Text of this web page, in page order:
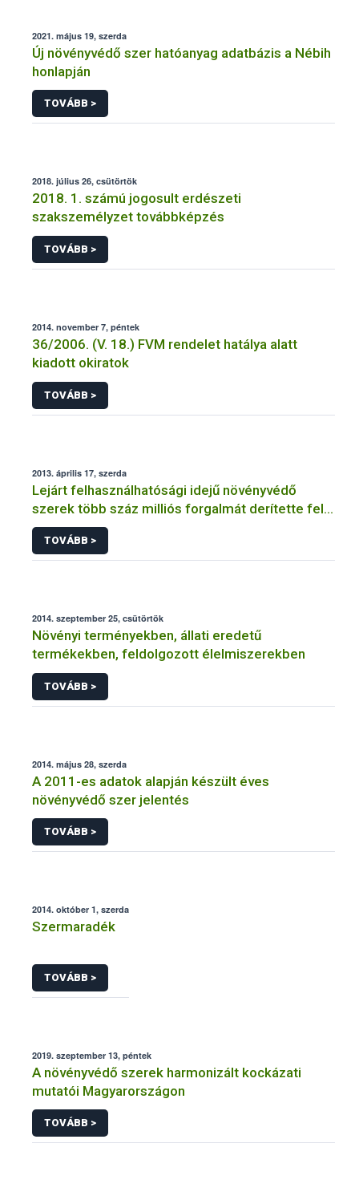
2021. május 19, szerda
Új növényvédő szer hatóanyag adatbázis a Nébih
honlapján
TOVÁBB >
2018. július 26, csütörtök
2018. 1. számú jogosult erdészeti
szakszemélyzet továbbképzés
TOVÁBB >
2014. november 7, péntek
36/2006. (V. 18.) FVM rendelet hatálya alatt
kiadott okiratok
TOVÁBB >
2013. április 17, szerda
Lejárt felhasználhatósági idejű növényvédő
szerek több száz milliós forgalmát derítette fel a
NÉBIH
TOVÁBB >
2014. szeptember 25, csütörtök
Növényi terményekben, állati eredetű
termékekben, feldolgozott élelmiszerekben
TOVÁBB >
2014. május 28, szerda
A 2011-es adatok alapján készült éves
növényvédő szer jelentés
TOVÁBB >
2014. október 1, szerda
Szermaradék
TOVÁBB >
2019. szeptember 13, péntek
A növényvédő szerek harmonizált kockázati
mutatói Magyarországon
TOVÁBB >